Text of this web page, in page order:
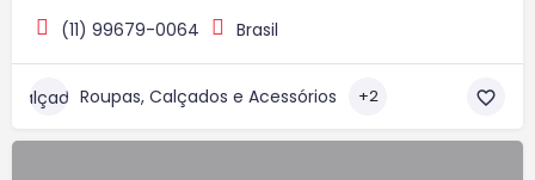
(11) 99679-0064 Brasil
Roupas, Calçados e Acessórios +2